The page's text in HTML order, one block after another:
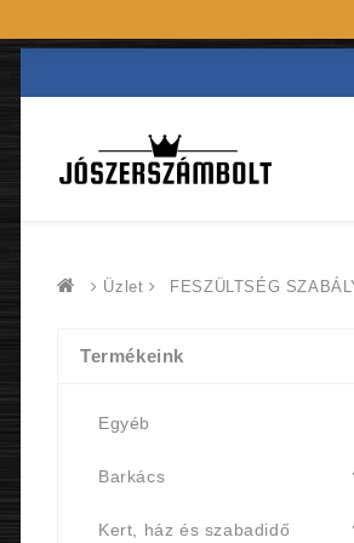
Üzlet FESZÜLTSÉG
Termékeink
Egyéb
Barkács
Kert, ház és szabadidő